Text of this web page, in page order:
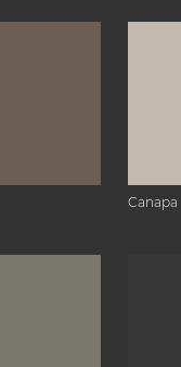
Canapa